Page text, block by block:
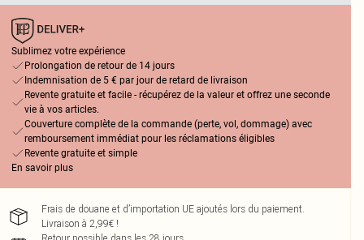
Sublimez votre expérience
Prolongation de retour de 14 jours
Indemnisation de 5 € par jour de retard de livraison
Revente gratuite et facile - récupérez de la valeur et offrez une seconde
vie à vos articles.
Couverture complète de la commande (perte, vol, dommage) avec
remboursement immédiat pour les réclamations éligibles
Revente gratuite et simple
En savoir plus
Frais de douane et d’importation UE ajoutés lors du paiement.
Livraison à 2,99€ !